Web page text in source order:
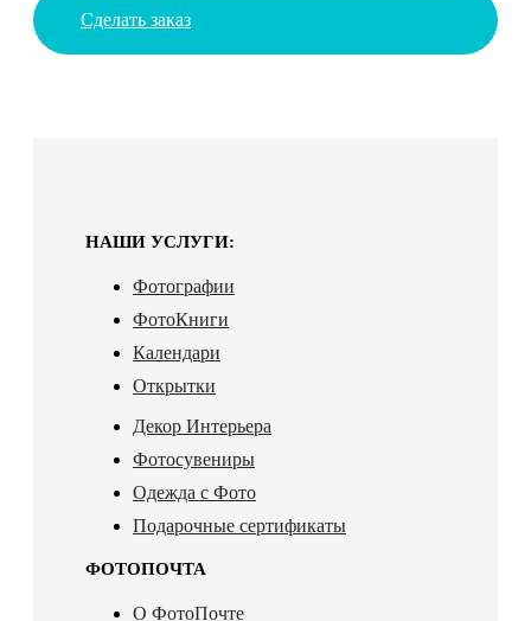
Сделать заказ
НАШИ УСЛУГИ:
Фотографии
ФотоКниги
Календари
Открытки
Декор Интерьера
Фотосувениры
Одежда с Фото
Подарочные сертификаты
ФОТОПОЧТА
О ФотоПочте